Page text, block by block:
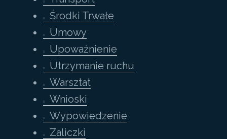
Środki Trwałe
Umowy
Upoważnienie
Utrzymanie ruchu
Warsztat
Wnioski
Wypowiedzenie
Zaliczki